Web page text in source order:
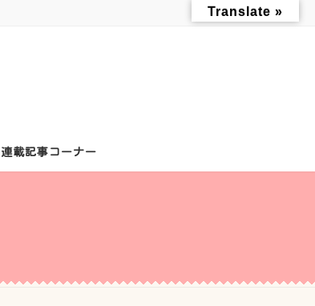
連載記事コーナー
Translate »